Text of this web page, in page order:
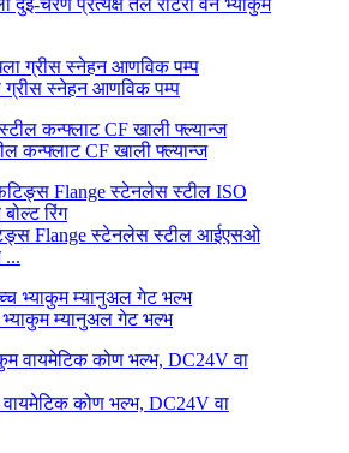
दुई-चरण प्रत्यक्ष तेल रोटरी वेन भ्याकुम
स्नेहन आणविक पम्प
कन्फ्लाट CF खाली फ्ल्यान्ज
Flange स्टेनलेस स्टील आईएसओ
...
म्यानुअल गेट भल्भ
कोण भल्भ, DC24V वा